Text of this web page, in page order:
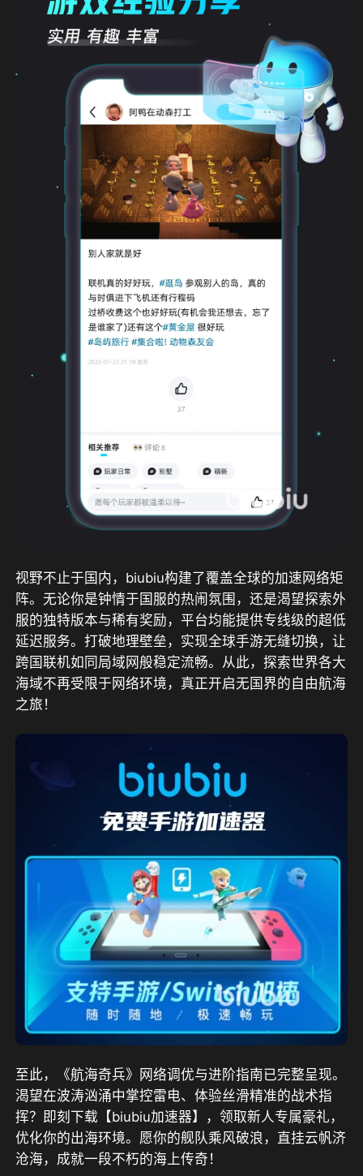
视野不止于国内，biubiu构建了覆盖全球的加速网络矩
阵。无论你是钟情于国服的热闹氛围，还是渴望探索外
服的独特版本与稀有奖励，平台均能提供专线级的超低
延迟服务。打破地理壁垒，实现全球手游无缝切换，让
跨国联机如同局域网般稳定流畅。从此，探索世界各大
海域不再受限于网络环境，真正开启无国界的自由航海
之旅！
至此，《航海奇兵》网络调优与进阶指南已完整呈现。
渴望在波涛汹涌中掌控雷电、体验丝滑精准的战术指
挥？即刻下载【biubiu加速器】，领取新人专属豪礼，
优化你的出海环境。愿你的舰队乘风破浪，直挂云帆济
沧海，成就一段不朽的海上传奇！